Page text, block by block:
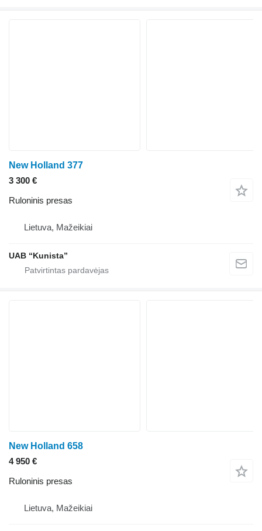
New Holland 377
3 300 €
Ruloninis presas
Lietuva, Mažeikiai
UAB “Kunista”
New Holland 658
4 950 €
Ruloninis presas
Lietuva, Mažeikiai